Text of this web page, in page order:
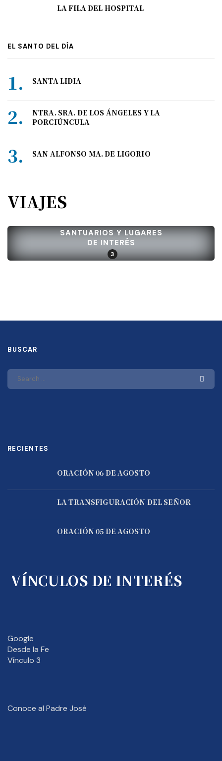
LA FILA DEL HOSPITAL
EL SANTO DEL DÍA
SANTA LIDIA
NTRA. SRA. DE LOS ÁNGELES Y LA
PORCIÚNCULA
SAN ALFONSO MA. DE LIGORIO
VIAJES
SANTUARIOS Y LUGARES
DE INTERÉS
3
BUSCAR
RECIENTES
ORACIÓN 06 DE AGOSTO
LA TRANSFIGURACIÓN DEL SEÑOR
ORACIÓN 05 DE AGOSTO
VÍNCULOS DE INTERÉS
Google
Desde la Fe
Vínculo 3
Conoce al Padre José